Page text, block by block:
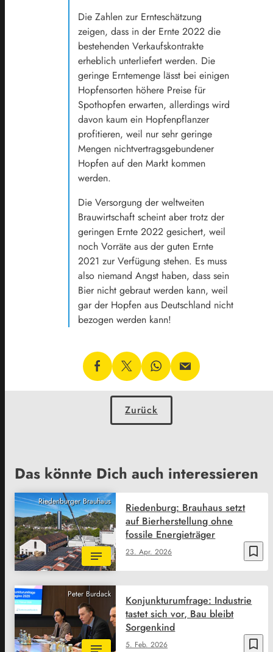
Die Zahlen zur Ernteschätzung
zeigen, dass in der Ernte 2022 die
bestehenden Verkaufskontrakte
erheblich unterliefert werden. Die
geringe Erntemenge lässt bei einigen
Hopfensorten höhere Preise für
Spothopfen erwarten, allerdings wird
davon kaum ein Hopfenpflanzer
profitieren, weil nur sehr geringe
Mengen nichtvertragsgebundener
Hopfen auf den Markt kommen
werden.
Die Versorgung der weltweiten
Brauwirtschaft scheint aber trotz der
geringen Ernte 2022 gesichert, weil
noch Vorräte aus der guten Ernte
2021 zur Verfügung stehen. Es muss
also niemand Angst haben, dass sein
Bier nicht gebraut werden kann, weil
gar der Hopfen aus Deutschland nicht
bezogen werden kann!
Zurück
Das könnte Dich auch interessieren
Riedenburger Brauhaus
bookmark_border
23. Apr. 2026
Riedenburg: Brauhaus setzt
auf Bierherstellung ohne
fossile Energieträger
Peter Burdack
bookmark_border
5. Feb. 2026
Konjunkturumfrage: Industrie
tastet sich vor, Bau bleibt
Sorgenkind